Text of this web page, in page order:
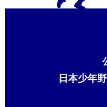
日本少年